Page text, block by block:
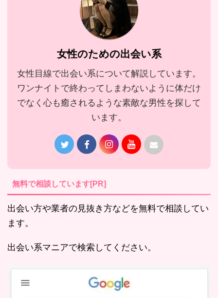
女性のための出会い系
女性目線で出会い系について解説しています。
ワンナイトで終わってしまわないように体だけ
でなく心も癒されるような素敵な男性を探して
います。
無料で相談しています[PR]
出会い方や業者の見抜き方などを無料で相談してい
ます。
出会い系マニアで検索してください。